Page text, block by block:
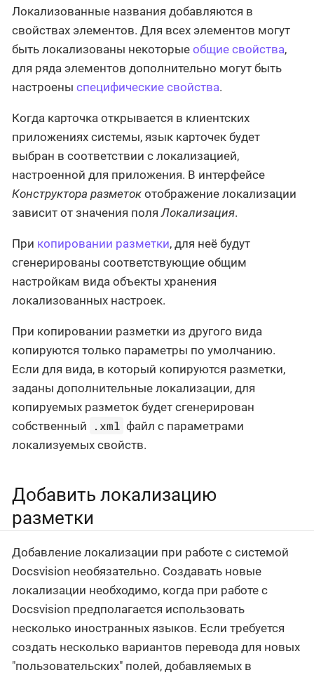
Локализованные названия добавляются в
свойствах элементов. Для всех элементов могут
быть локализованы некоторые общие свойства,
для ряда элементов дополнительно могут быть
настроены специфические свойства.
Когда карточка открывается в клиентских
приложениях системы, язык карточек будет
выбран в соответствии с локализацией,
настроенной для приложения. В интерфейсе
Конструктора разметок отображение локализации
зависит от значения поля Локализация.
При копировании разметки, для неё будут
сгенерированы соответствующие общим
настройкам вида объекты хранения
локализованных настроек.
При копировании разметки из другого вида
копируются только параметры по умолчанию.
Если для вида, в который копируются разметки,
заданы дополнительные локализации, для
копируемых разметок будет сгенерирован
собственный
.xml файл с параметрами
локализуемых свойств.
Добавить локализацию
разметки
Добавление локализации при работе с системой
Docsvision необязательно. Создавать новые
локализации необходимо, когда при работе с
Docsvision предполагается использовать
несколько иностранных языков. Если требуется
создать несколько вариантов перевода для новых
"пользовательских" полей, добавляемых в